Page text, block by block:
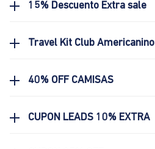
15% Descuento Extra sale
Travel Kit Club Americanino
40% OFF CAMISAS
CUPON LEADS 10% EXTRA